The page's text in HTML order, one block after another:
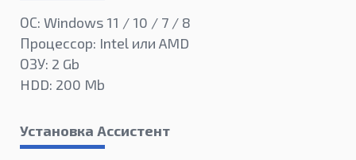
ОС: Windows 11 / 10 / 7 / 8
Процессор: Intel или AMD
ОЗУ: 2 Gb
HDD: 200 Mb
Установка Ассистент